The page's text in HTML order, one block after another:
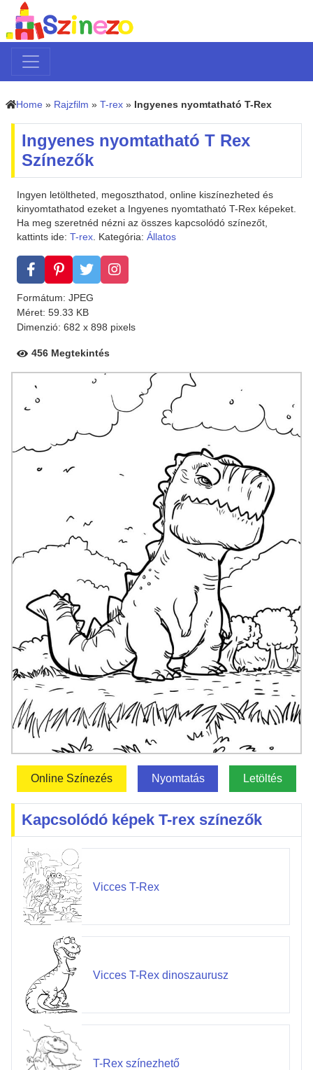
Home » Rajzfilm » T-rex » Ingyenes nyomtatható T-Rex
Ingyenes nyomtatható T Rex
Színezők
Ingyen letöltheted, megoszthatod, online kiszínezheted és
kinyomtathatod ezeket a Ingyenes nyomtatható T-Rex képeket.
Ha meg szeretnéd nézni az összes kapcsolódó színezőt,
kattints ide: T-rex. Kategória: Állatos
Formátum: JPEG
Méret: 59.33 KB
Dimenzió: 682 x 898 pixels
456 Megtekintés
Online Színezés Nyomtatás Letöltés
Kapcsolódó képek T-rex színezők
Vicces T-Rex
Vicces T-Rex dinoszaurusz
T-Rex színezhető